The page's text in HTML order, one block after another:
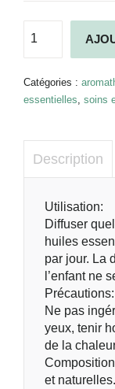
de
Diffusion
Retour
au
Catégories :
essentielles, soins
Description
Utilisation:
Diffuser
huiles
par jour. La
l’enfant ne
Précautions:
Ne pas
yeux, tenir
de la
et naturelles.